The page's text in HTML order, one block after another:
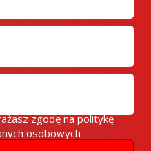
zgodę na politykę
osobowych